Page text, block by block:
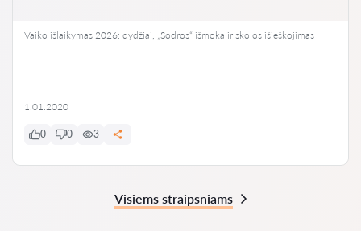
Vaiko išlaikymas 2026: dydžiai, „Sodros“ išmoka ir skolos išieškojimas
1.01.2020
0 0 3
Visiems straipsniams